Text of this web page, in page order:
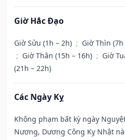
Giờ Hắc Đạo
Giờ Sửu (1h – 2h) ; Giờ Thìn (7h
; Giờ Thân (15h – 16h) ; Giờ
(21h – 22h)
Các Ngày Kỵ
Không phạm bất kỳ ngày
Nương, Dương Công Kỵ Nhật